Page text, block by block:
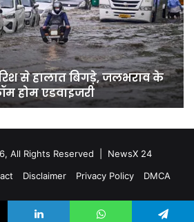
से हालात बिगड़े, जलभराव के
होम एडवाइजरी
पर
क्यों
से
All Rights Reserved | NewsX 24
Disclaimer Privacy Policy DMCA